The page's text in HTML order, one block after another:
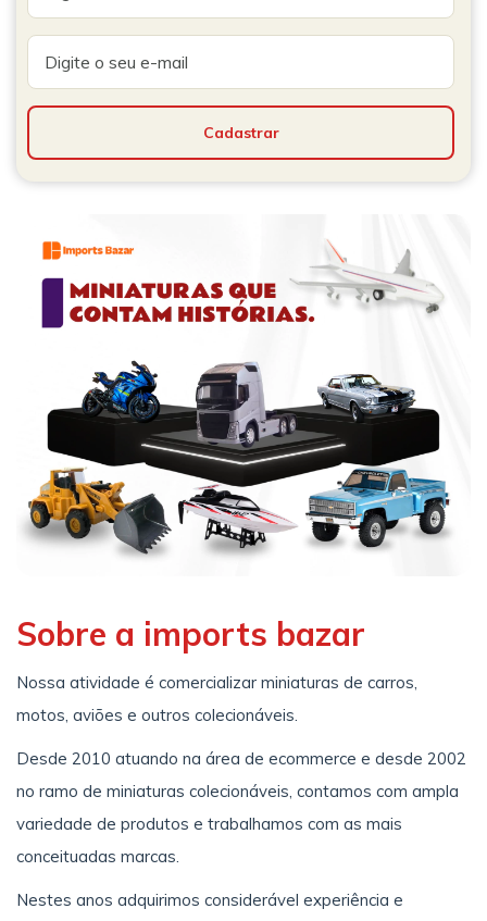
Sobre a imports bazar
Nossa atividade é comercializar miniaturas de carros,
motos, aviões e outros colecionáveis.
Desde 2010 atuando na área de ecommerce e desde 2002
no ramo de miniaturas colecionáveis, contamos com ampla
variedade de produtos e trabalhamos com as mais
conceituadas marcas.
Nestes anos adquirimos considerável experiência e